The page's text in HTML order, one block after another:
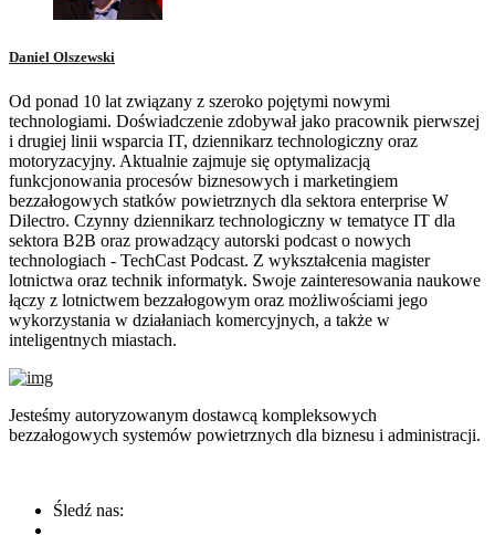
Daniel Olszewski
Od ponad 10 lat związany z szeroko pojętymi nowymi
technologiami. Doświadczenie zdobywał jako pracownik pierwszej
i drugiej linii wsparcia IT, dziennikarz technologiczny oraz
motoryzacyjny. Aktualnie zajmuje się optymalizacją
funkcjonowania procesów biznesowych i marketingiem
bezzałogowych statków powietrznych dla sektora enterprise W
Dilectro. Czynny dziennikarz technologiczny w tematyce IT dla
sektora B2B oraz prowadzący autorski podcast o nowych
technologiach - TechCast Podcast. Z wykształcenia magister
lotnictwa oraz technik informatyk. Swoje zainteresowania naukowe
łączy z lotnictwem bezzałogowym oraz możliwościami jego
wykorzystania w działaniach komercyjnych, a także w
inteligentnych miastach.
Jesteśmy autoryzowanym dostawcą kompleksowych
bezzałogowych systemów powietrznych dla biznesu i administracji.
Śledź nas: